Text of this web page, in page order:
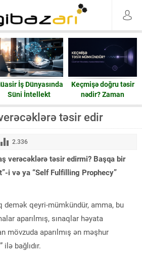
İş Dünyasında
Süni İntellekt
Keçmişə doğru təsir
nədir? Zaman
həqiqətən geri işləyə
bilərmi?
təsir edir
2.336
verəcəklərə təsir edirmi? Başqa bir
i və ya “Self Fulfilling Prophecy”
demək qeyri-mümkündür, amma, bu
aparılmış, sınaqlar həyata
mövzuda aparılmış ən məşhur
ilə bağlıdır.